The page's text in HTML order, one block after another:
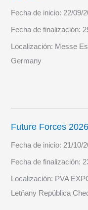
Fecha de inicio: 22/09/
Fecha de finalización:
Localización: Messe
Germany
Future Forces 2026
Fecha de inicio: 21/10/
Fecha de finalización:
Localización: PVA
Letňany República